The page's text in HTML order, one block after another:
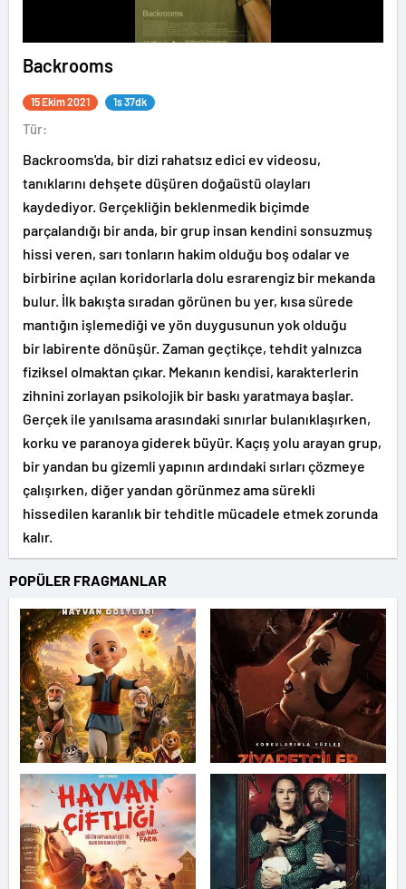
Backrooms
15 Ekim 2021 1s 37dk
Tür:
Backrooms'da, bir dizi rahatsız edici ev videosu,
tanıklarını dehşete düşüren doğaüstü olayları
kaydediyor. Gerçekliğin beklenmedik biçimde
parçalandığı bir anda, bir grup insan kendini sonsuzmuş
hissi veren, sarı tonların hakim olduğu boş odalar ve
birbirine açılan koridorlarla dolu esrarengiz bir mekanda
bulur. İlk bakışta sıradan görünen bu yer, kısa sürede
mantığın işlemediği ve yön duygusunun yok olduğu
bir labirente dönüşür. Zaman geçtikçe, tehdit yalnızca
fiziksel olmaktan çıkar. Mekanın kendisi, karakterlerin
zihnini zorlayan psikolojik bir baskı yaratmaya başlar.
Gerçek ile yanılsama arasındaki sınırlar bulanıklaşırken,
korku ve paranoya giderek büyür. Kaçış yolu arayan grup,
bir yandan bu gizemli yapının ardındaki sırları çözmeye
çalışırken, diğer yandan görünmez ama sürekli
hissedilen karanlık bir tehditle mücadele etmek zorunda
kalır.
POPÜLER FRAGMANLAR